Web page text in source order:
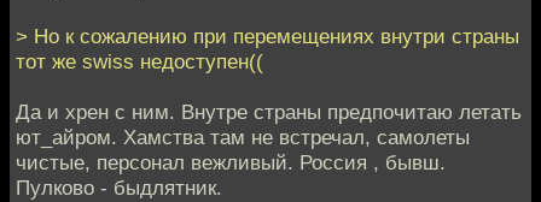
> Но к сожалению при перемещениях внутри страны
тот же swiss недоступен((
Да и хрен с ним. Внутре страны предпочитаю летать
ют_айром. Хамства там не встречал, самолеты
чистые, персонал вежливый. Россия , бывш.
Пулково - быдлятник.